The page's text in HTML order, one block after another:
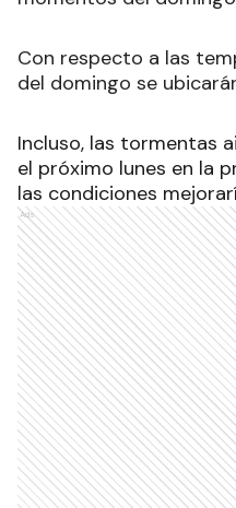
Con respecto a las
del domingo se
Incluso, las tormentas
el próximo lunes en la
las condiciones
Ads